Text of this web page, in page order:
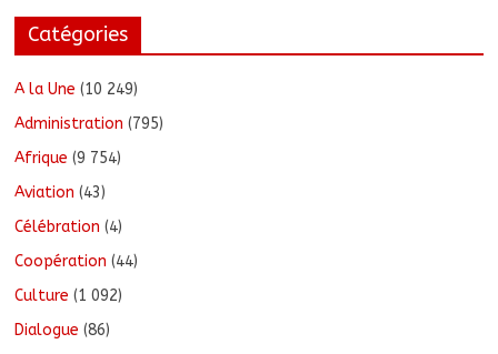
Catégories
A la Une (10 249)
Administration (795)
Afrique (9 754)
Aviation (43)
Célébration (4)
Coopération (44)
Culture (1 092)
Dialogue (86)